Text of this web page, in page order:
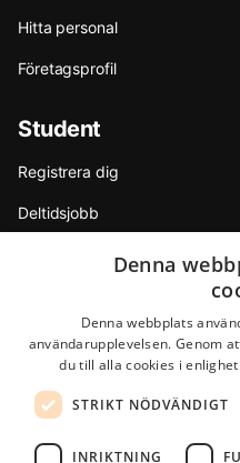
Hitta personal
Företagsprofil
Student
Registrera dig
Deltidsjobb
Tips & råd
F.A.Q.
Denna
Denna webbplats
användarupplevelsen. Genom
du till alla cookies i
STRIKT NÖDVÄNDIGT
INRIKTNING